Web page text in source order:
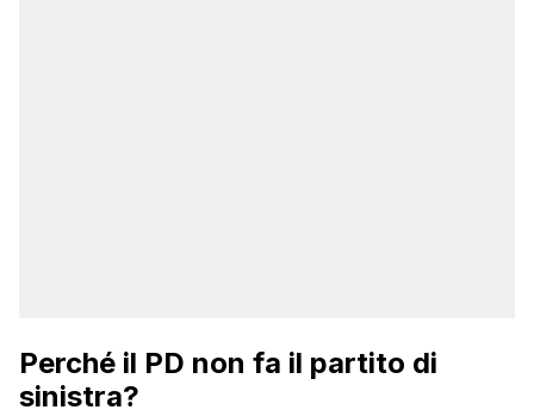
Perché il PD non fa il partito di
sinistra?